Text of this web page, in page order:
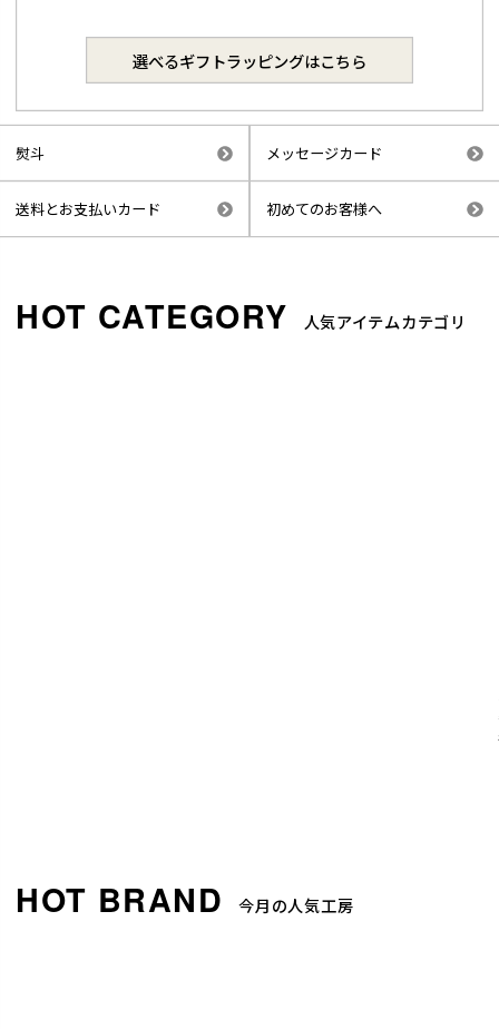
選べるギフトラッピングはこちら
熨斗 メッセージカード
送料とお支払いカード 初めてのお客様へ
人気アイテムカテゴリ
今月の人気工房